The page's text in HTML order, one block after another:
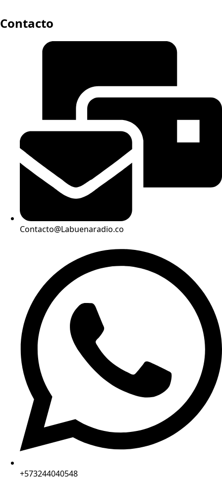
Contacto
Contacto@Labuenaradio.co
+573244040548